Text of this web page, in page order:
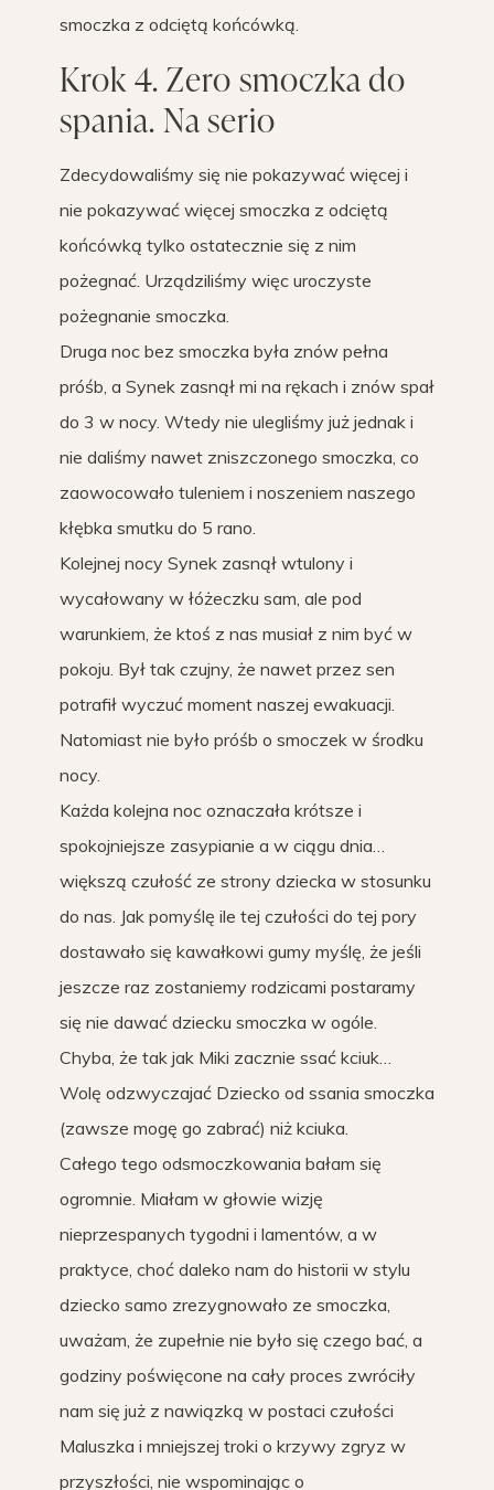
smoczka z odciętą końcówką.
Krok 4. Zero smoczka do
spania. Na serio
Zdecydowaliśmy się nie pokazywać więcej i
nie pokazywać więcej smoczka z odciętą
końcówką tylko ostatecznie się z nim
pożegnać. Urządziliśmy więc uroczyste
pożegnanie smoczka.
Druga noc bez smoczka była znów pełna
próśb, a Synek zasnął mi na rękach i znów spał
do 3 w nocy. Wtedy nie ulegliśmy już jednak i
nie daliśmy nawet zniszczonego smoczka, co
zaowocowało tuleniem i noszeniem naszego
kłębka smutku do 5 rano.
Kolejnej nocy Synek zasnął wtulony i
wycałowany w łóżeczku sam, ale pod
warunkiem, że ktoś z nas musiał z nim być w
pokoju. Był tak czujny, że nawet przez sen
potrafił wyczuć moment naszej ewakuacji.
Natomiast nie było próśb o smoczek w środku
nocy.
Każda kolejna noc oznaczała krótsze i
spokojniejsze zasypianie a w ciągu dnia…
większą czułość ze strony dziecka w stosunku
do nas. Jak pomyślę ile tej czułości do tej pory
dostawało się kawałkowi gumy myślę, że jeśli
jeszcze raz zostaniemy rodzicami postaramy
się nie dawać dziecku smoczka w ogóle.
Chyba, że tak jak Miki zacznie ssać kciuk…
Wolę odzwyczajać Dziecko od ssania smoczka
(zawsze mogę go zabrać) niż kciuka.
Całego tego odsmoczkowania bałam się
ogromnie. Miałam w głowie wizję
nieprzespanych tygodni i lamentów, a w
praktyce, choć daleko nam do historii w stylu
dziecko samo zrezygnowało ze smoczka,
uważam, że zupełnie nie było się czego bać, a
godziny poświęcone na cały proces zwróciły
nam się już z nawiązką w postaci czułości
Maluszka i mniejszej troki o krzywy zgryz w
przyszłości, nie wspominając o